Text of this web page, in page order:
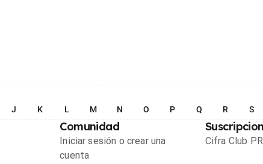
J K L M N O P Q R S
Comunidad
Iniciar sesión o crear una
cuenta
Cifra Club